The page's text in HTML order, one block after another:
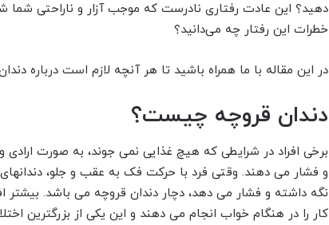
دهید؟ این عادت رفتاری نادرست که موجب آزار و ناراحتی شما
خطرات این رفتار چه می‌دانید؟
در این مقاله با ما همراه باشید تا هر آنچه لازم است درباره
دندان قروچه چیست؟
برخی افراد در شرایطی که هیچ غذایی نمی جوند، به صورت ارادی
و فشار می دهند. وقتی فرد با حرکت فک به عقب و جلو،
نگه داشته و فشار می دهد، دچار دندان قروچه می باشد. بیشتر
کار را در هنگام خواب انجام می دهند و این یکی از